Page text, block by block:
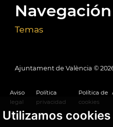
Utilizamos cookies
Temas
Ajuntament de València ©
Aviso
legal
Política
privacidad
Política de
cookies